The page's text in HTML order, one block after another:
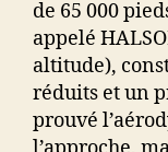
de 65 000
appelé
altitude),
réduits et un
prouvé